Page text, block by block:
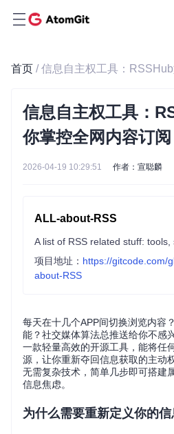
首页
信息自主权工具：
你掌控全网内容订阅
2026-04-19 10:29:51 作者：宣聪麟
ALL-about-RSS
项目地址： https://gitcode.com/
about-RSS
每天在十几个APP间切换浏览内容
能？社交媒体算法总推送给你不感
一款轻量高效的开源工具，能将任
源，让你重新夺回信息获取的主动
无需复杂技术，简单几步即可搭建
信息焦虑。
为什么需要重新定义你的